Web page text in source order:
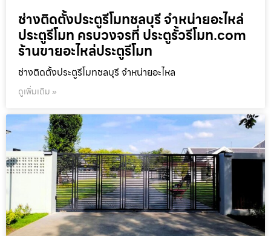
ช่างติดตั้งประตูรีโมทชลบุรี จำหน่ายอะไหล่
ประตูรีโมท ครบวงจรที่ ประตูรั้วรีโมท.com
ร้านขายอะไหล่ประตูรีโมท
ช่างติดตั้งประตูรีโมทชลบุรี จำหน่ายอะไหล
ดูเพิ่มเติม »